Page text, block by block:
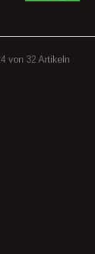
von 32 Artikeln